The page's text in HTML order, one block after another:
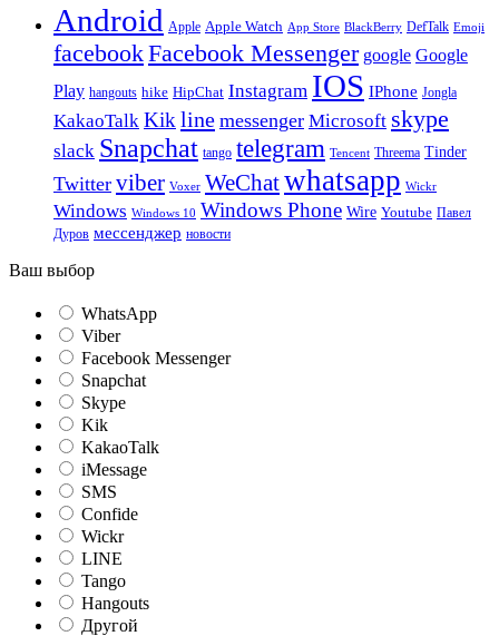
Android Apple Apple Watch App Store BlackBerry DefTalk Emoji
facebookFacebook Messenger google Google
Play hangouts hike HipChat Instagram IOS IPhone Jongla
KakaoTalk Kik line messenger Microsoft skype
slack Snapchat tango telegram Tencent Threema Tinder
Twitter viber Voxer WeChatwhatsapp Wickr
Windows Windows 10 Windows Phone Wire Youtube Павел
Дуров мессенджер новости
Ваш выбор
WhatsApp
Viber
Facebook Messenger
Snapchat
Skype
Kik
KakaoTalk
iMessage
SMS
Confide
Wickr
LINE
Tango
Hangouts
Другой